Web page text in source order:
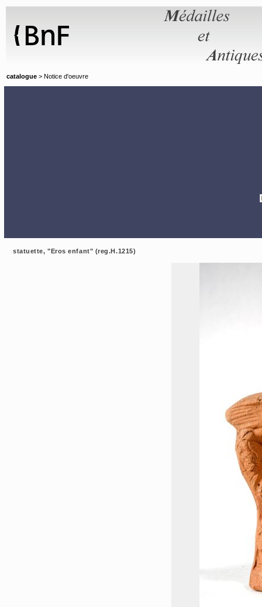
catalogue > Notice d'oeuvre
statuette, "Eros enfant" (reg.H.1215)